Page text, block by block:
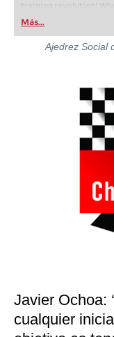
training revolution!
first steps into the
playing at a tournament
train more efficiently,
more personalised
Más...
Ajedrez Social
Javier Ochoa:
cualquier